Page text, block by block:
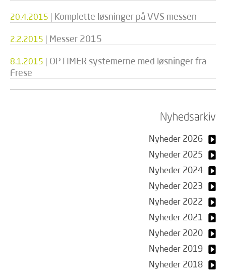
20.4.2015 | Komplette løsninger på VVS messen
2.2.2015 | Messer 2015
8.1.2015 | OPTIMER systemerne med løsninger fra
Frese
Nyhedsarkiv
Nyheder 2026
Nyheder 2025
Nyheder 2024
Nyheder 2023
Nyheder 2022
Nyheder 2021
Nyheder 2020
Nyheder 2019
Nyheder 2018